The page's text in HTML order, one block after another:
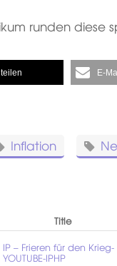
runden diese
teilen E-
Inflation
Title
IP – Frieren für den Krieg-
YOUTUBE-IPHP